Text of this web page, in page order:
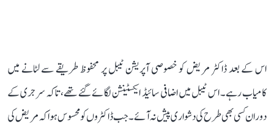
اس کے بعد ڈاکٹر مریض کو خصوصی آپریشن ٹیبل پر محفوظ طریقے سے لٹانے میں
کامیاب رہے۔ اس ٹیبل میں اضافی سائیڈ ایکسٹینشن لگائے گئے تھے، تاکہ سرجری کے
دوران کسی بھی طرح کی دشواری پیش نہ آئے۔ جب ڈاکٹروں کو محسوس ہوا کہ مریض کی